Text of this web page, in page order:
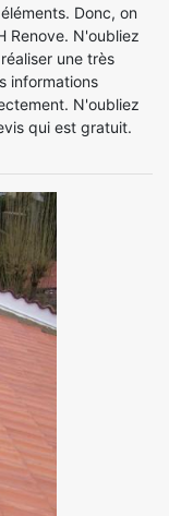
Donc, on
Renove. N'oubliez
une très
informations
N'oubliez
qui est gratuit.